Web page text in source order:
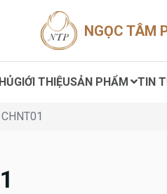
NGỌC TÂM
GIỚI THIỆUSẢN PHẨM TIN